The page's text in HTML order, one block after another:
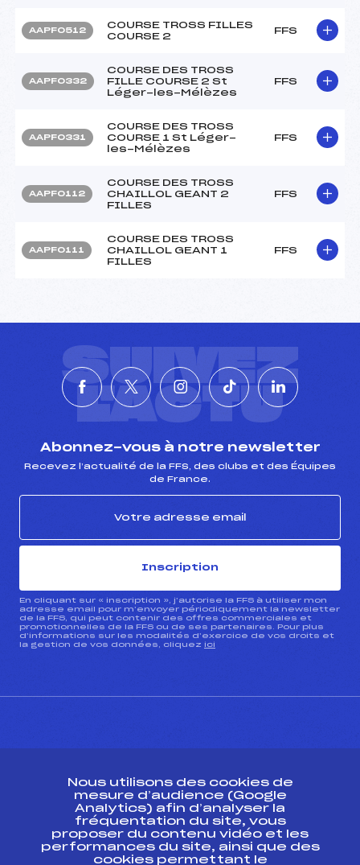
AAPF0512
COURSE TROSS FILLES
COURSE 2
FFS
AAPF0332
COURSE DES TROSS
FILLE COURSE 2 St
Léger-les-Mélèzes
FFS
AAPF0331
COURSE DES TROSS
COURSE 1 St Léger-
les-Mélèzes
FFS
AAPF0112
COURSE DES TROSS
CHAILLOL GEANT 2
FILLES
FFS
AAPF0111
COURSE DES TROSS
CHAILLOL GEANT 1
FILLES
FFS
SUIVEZ
L'ACTU
Abonnez-vous à notre newsletter
Recevez l’actualité de la FFS, des clubs et des Équipes
de France.
Inscription
En cliquant sur « inscription », j’autorise la FFS à utiliser mon
adresse email pour m’envoyer périodiquement la newsletter
de la FFS, qui peut contenir des offres commerciales et
promotionnelles de la FFS ou de ses partenaires. Pour plus
d’informations sur les modalités d’exercice de vos droits et
la gestion de vos données, cliquez ici
ESPACE PRESSE
Ressources
Pass’Neige
Nous utilisons des cookies de
mesure d’audience (Google
Analytics) afin d’analyser la
fréquentation du site, vous
proposer du contenu vidéo et les
performances du site, ainsi que des
cookies permettant le